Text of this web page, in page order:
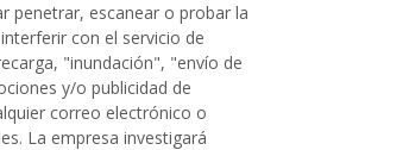
penetrar, escanear o probar la
con el servicio de
"inundación", "envío de
y/o publicidad de
correo electrónico o
La empresa investigará